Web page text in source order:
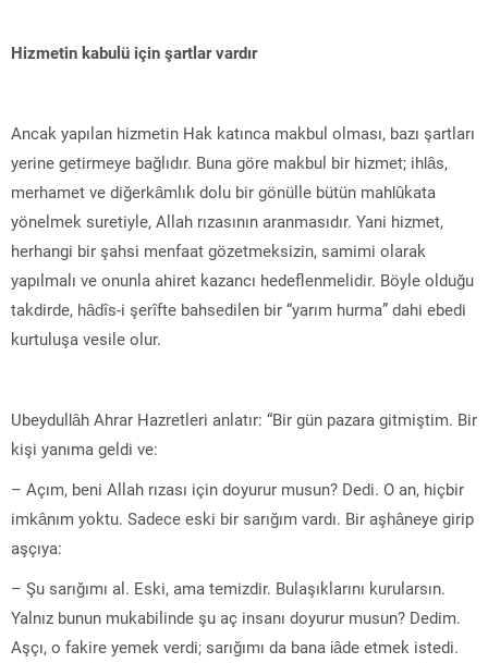
Hizmetin kabulü için şartlar vardır
Ancak yapılan hizmetin Hak katınca makbul olması, bazı şartları
yerine getirmeye bağlıdır. Buna göre makbul bir hizmet; ihlâs,
merhamet ve diğerkâmlık dolu bir gönülle bütün mahlûkata
yönelmek suretiyle, Allah rızasının aranmasıdır. Yani hizmet,
herhangi bir şahsi menfaat gözetmeksizin, samimi olarak
yapılmalı ve onunla ahiret kazancı hedeflenmelidir. Böyle olduğu
takdirde, hâdîs-i şerîfte bahsedilen bir “yarım hurma” dahi ebedi
kurtuluşa vesile olur.
Ubeydullâh Ahrar Hazretleri anlatır: “Bir gün pazara gitmiştim. Bir
kişi yanıma geldi ve:
– Açım, beni Allah rızası için doyurur musun? Dedi. O an, hiçbir
imkânım yoktu. Sadece eski bir sarığım vardı. Bir aşhâneye girip
aşçıya:
– Şu sarığımı al. Eski, ama temizdir. Bulaşıklarını kurularsın.
Yalnız bunun mukabilinde şu aç insanı doyurur musun? Dedim.
Aşçı, o fakire yemek verdi; sarığımı da bana iâde etmek istedi.